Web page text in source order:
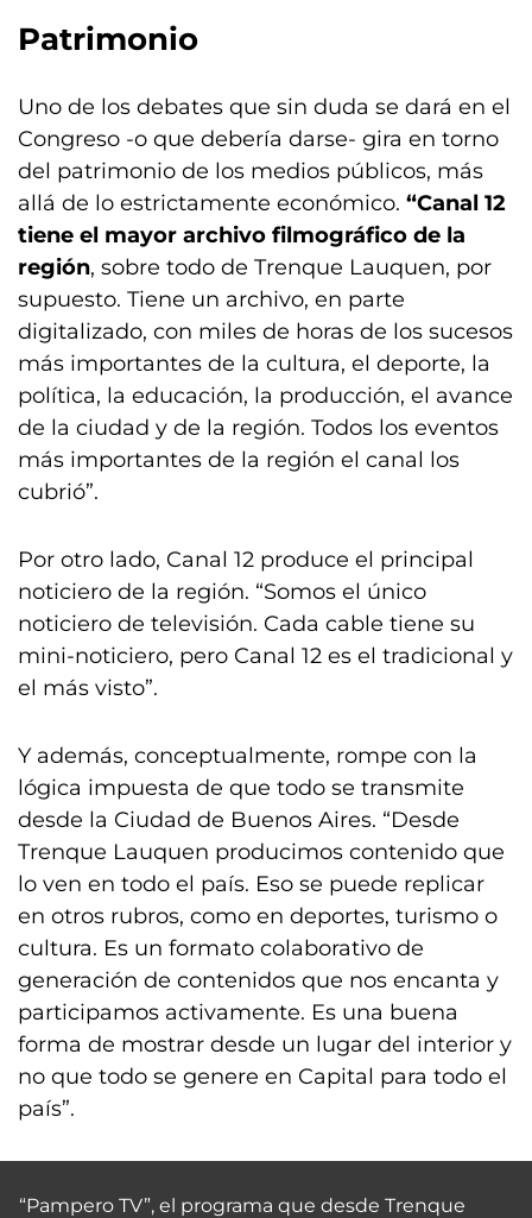
Patrimonio
Uno de los debates que sin duda se dará en el
Congreso -o que debería darse- gira en torno
del patrimonio de los medios públicos, más
allá de lo estrictamente económico. “Canal 12
tiene el mayor archivo filmográfico de la
región, sobre todo de Trenque Lauquen, por
supuesto. Tiene un archivo, en parte
digitalizado, con miles de horas de los sucesos
más importantes de la cultura, el deporte, la
política, la educación, la producción, el avance
de la ciudad y de la región. Todos los eventos
más importantes de la región el canal los
cubrió”.
Por otro lado, Canal 12 produce el principal
noticiero de la región. “Somos el único
noticiero de televisión. Cada cable tiene su
mini-noticiero, pero Canal 12 es el tradicional y
el más visto”.
Y además, conceptualmente, rompe con la
lógica impuesta de que todo se transmite
desde la Ciudad de Buenos Aires. “Desde
Trenque Lauquen producimos contenido que
lo ven en todo el país. Eso se puede replicar
en otros rubros, como en deportes, turismo o
cultura. Es un formato colaborativo de
generación de contenidos que nos encanta y
participamos activamente. Es una buena
forma de mostrar desde un lugar del interior y
no que todo se genere en Capital para todo el
país”.
“Pampero TV”, el programa que desde Trenque